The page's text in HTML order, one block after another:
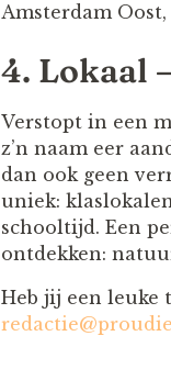
Amsterdam
4. Lokaal
Verstopt in een
z’n naam eer
dan ook geen
uniek:
schooltijd. Een
ontdekken:
Heb jij een leuke